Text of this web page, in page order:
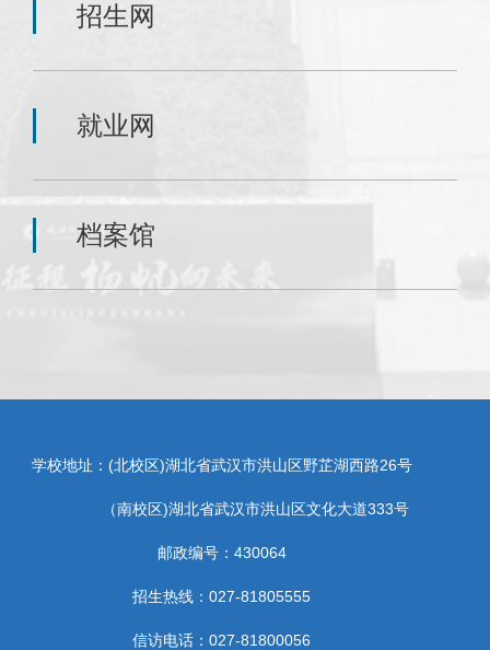
招生网
就业网
档案馆
学校地址：(北校区)湖北省武汉市洪山区野芷湖西路26号
（南校区)湖北省武汉市洪山区文化大道333号
邮政编号：430064
招生热线：027-81805555
信访电话：027-81800056